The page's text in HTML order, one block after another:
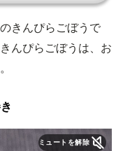
きんぴらごぼうで
んぴらごぼうは、お
ミュートを解除